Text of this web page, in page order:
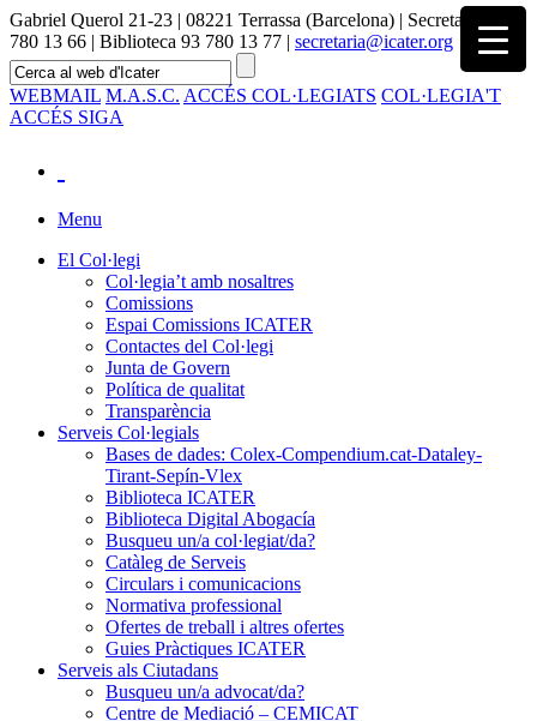
Gabriel Querol 21-23 | 08221 Terrassa (Barcelona) | Secretaria 93
780 13 66 | Biblioteca 93 780 13 77 | secretaria@icater.org
WEBMAIL M.A.S.C. ACCÉS COL·LEGIATS COL·LEGIA'T
ACCÉS SIGA
Menu
El Col·legi
Col·legia’t amb nosaltres
Comissions
Espai Comissions ICATER
Contactes del Col·legi
Junta de Govern
Política de qualitat
Transparència
Serveis Col·legials
Bases de dades: Colex-Compendium.cat-Dataley-
Tirant-Sepín-Vlex
Biblioteca ICATER
Biblioteca Digital Abogacía
Busqueu un/a col·legiat/da?
Catàleg de Serveis
Circulars i comunicacions
Normativa professional
Ofertes de treball i altres ofertes
Guies Pràctiques ICATER
Serveis als Ciutadans
Busqueu un/a advocat/da?
Centre de Mediació – CEMICAT